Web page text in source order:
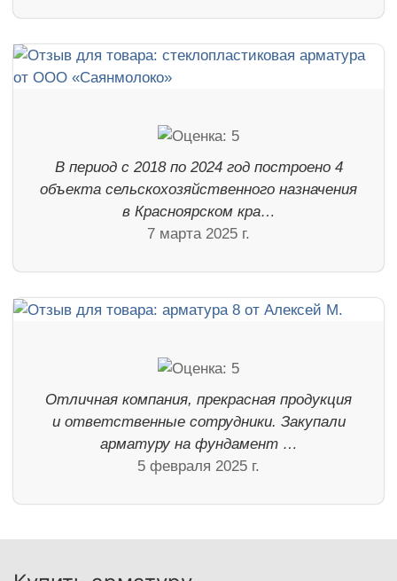
В период с 2018 по 2024 год построено 4
объекта сельскохозяйственного назначения
в Красноярском кра…
7 марта 2025 г.
Отличная компания, прекрасная продукция
и ответственные сотрудники. Закупали
арматуру на фундамент …
5 февраля 2025 г.